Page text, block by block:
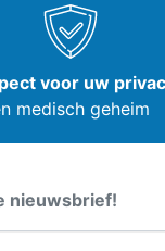
voor uw
medisch geheim
nieuwsbrief!